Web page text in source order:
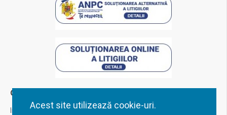
Acest site utilizează cookie-uri.
Contul Meu
Inregistrare